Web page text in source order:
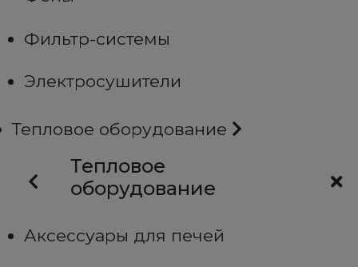
Фильтр-системы
Электросушители
Тепловое оборудование
Тепловое
оборудование
Аксессуары для печей